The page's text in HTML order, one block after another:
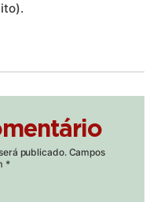
publicado. Campos
*